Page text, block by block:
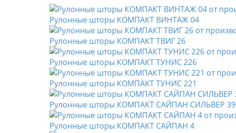
Рулонные шторы КОМПАКТ ВИНТАЖ 04
Рулонные шторы КОМПАКТ ТВИГ 26
Рулонные шторы КОМПАКТ ТУНИС 226
Рулонные шторы КОМПАКТ ТУНИС 221
Рулонные шторы КОМПАКТ САЙПАН СИЛЬВЕР 39
Рулонные шторы КОМПАКТ САЙПАН 4